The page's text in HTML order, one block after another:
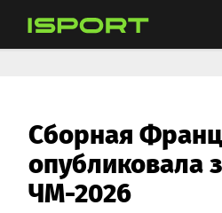
Сборная
опубликовала
ЧМ-2026